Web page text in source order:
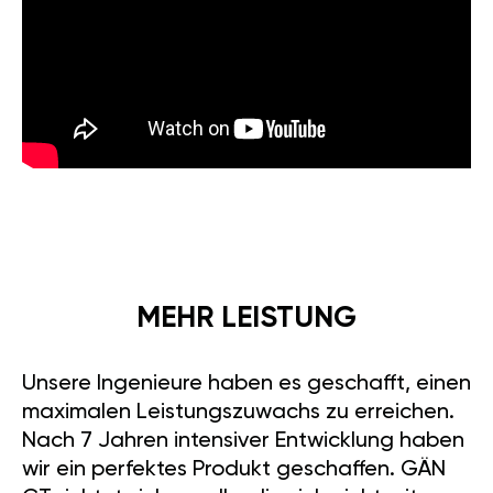
MEHR LEISTUNG
Unsere Ingenieure haben es geschafft, einen
maximalen Leistungszuwachs zu erreichen.
Nach 7 Jahren intensiver Entwicklung haben
wir ein perfektes Produkt geschaffen. GÄN